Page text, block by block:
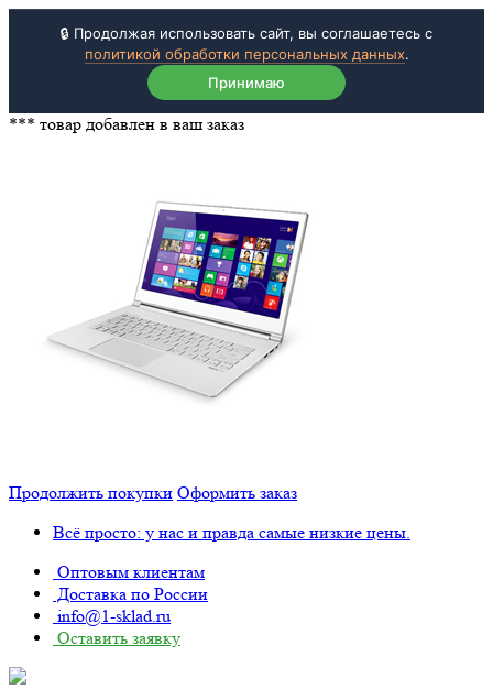
🔒 Продолжая использовать сайт, вы соглашаетесь с
политикой обработки персональных данных.
Принимаю
*** товар добавлен в ваш заказ
Продолжить покупки Оформить заказ
Всё просто: у нас и правда самые низкие цены.
Оптовым клиентам
Доставка по России
info@1-sklad.ru
Оставить заявку